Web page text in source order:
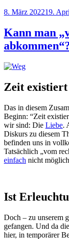
Veröffentlicht
8. März 202219.
Kann man
Zeit
Das in diesem
Beginn: “Zeit
wir sind: Die Liebe.
Diskurs zu diesem
befinden uns in
Tatsächlich „vom
einfach nicht
Ist
Doch – zu unserem
gefangen. Und da
hier, in temporärer